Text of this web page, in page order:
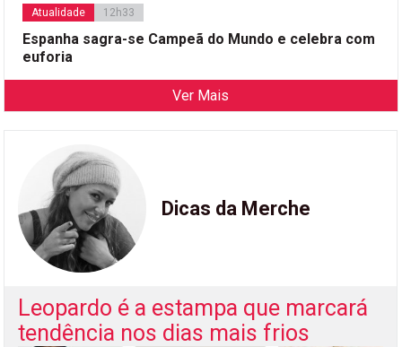
Atualidade 12h33
Espanha sagra-se Campeã do Mundo e celebra com
euforia
Ver Mais
Dicas da Merche
Leopardo é a estampa que marcará
tendência nos dias mais frios